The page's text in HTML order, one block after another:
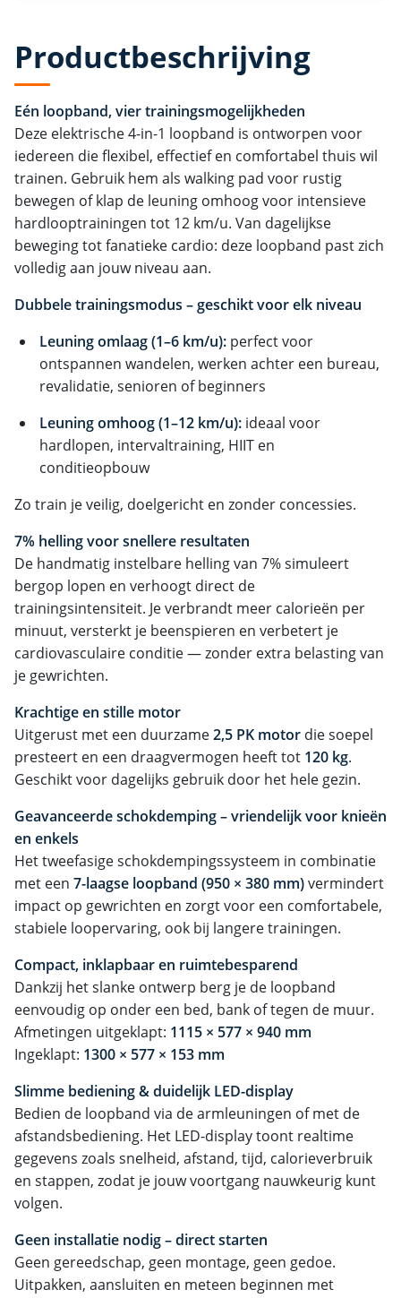
Productbeschrijving
Eén loopband, vier trainingsmogelijkheden
Deze elektrische 4-in-1 loopband is ontworpen voor
iedereen die flexibel, effectief en comfortabel thuis wil
trainen. Gebruik hem als walking pad voor rustig
bewegen of klap de leuning omhoog voor intensieve
hardlooptrainingen tot 12 km/u. Van dagelijkse
beweging tot fanatieke cardio: deze loopband past zich
volledig aan jouw niveau aan.
Dubbele trainingsmodus – geschikt voor elk niveau
Leuning omlaag (1–6 km/u): perfect voor
ontspannen wandelen, werken achter een bureau,
revalidatie, senioren of beginners
Leuning omhoog (1–12 km/u): ideaal voor
hardlopen, intervaltraining, HIIT en
conditieopbouw
Zo train je veilig, doelgericht en zonder concessies.
7% helling voor snellere resultaten
De handmatig instelbare helling van 7% simuleert
bergop lopen en verhoogt direct de
trainingsintensiteit. Je verbrandt meer calorieën per
minuut, versterkt je beenspieren en verbetert je
cardiovasculaire conditie — zonder extra belasting van
je gewrichten.
Krachtige en stille motor
Uitgerust met een duurzame2,5 PK motor die soepel
presteert en een draagvermogen heeft tot 120 kg.
Geschikt voor dagelijks gebruik door het hele gezin.
Geavanceerde schokdemping – vriendelijk voor knieën
en enkels
Het tweefasige schokdempingssysteem in combinatie
met een 7-laagse loopband (950 × 380 mm)vermindert
impact op gewrichten en zorgt voor een comfortabele,
stabiele loopervaring, ook bij langere trainingen.
Compact, inklapbaar en ruimtebesparend
Dankzij het slanke ontwerp berg je de loopband
eenvoudig op onder een bed, bank of tegen de muur.
Afmetingen uitgeklapt: 1115 × 577 × 940 mm
Ingeklapt: 1300 × 577 × 153 mm
Slimme bediening & duidelijk LED-display
Bedien de loopband via de armleuningen of met de
afstandsbediening. Het LED-display toont realtime
gegevens zoals snelheid, afstand, tijd, calorieverbruik
en stappen, zodat je jouw voortgang nauwkeurig kunt
volgen.
Geen installatie nodig – direct starten
Geen gereedschap, geen montage, geen gedoe.
Uitpakken, aansluiten en meteen beginnen met